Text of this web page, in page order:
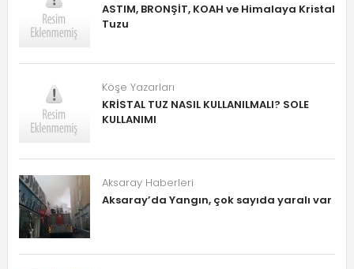
ASTIM, BRONŞİT, KOAH ve Himalaya Kristal
Tuzu
Köşe Yazarları
KRİSTAL TUZ NASIL KULLANILMALI? SOLE
KULLANIMI
Aksaray Haberleri
Aksaray’da Yangın, çok sayıda yaralı var